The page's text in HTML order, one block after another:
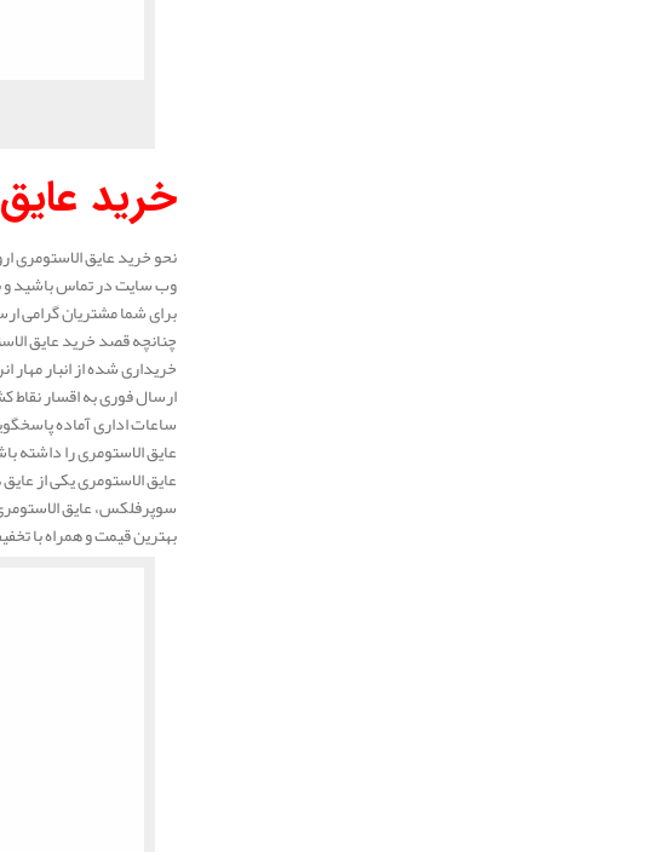
خرید
نحو خرید عایق
وب سایت در تماس باشید و
برای شما مشتریان گرامی
چنانچه قصد خرید عایق
خریداری شده از انبار
ارسال فوری به اقسار نقاط
ساعات اداری آماده
عایق الاستومری را داشته
عایق الاستومری یکی از
سوپرفلکس، عایق
بهترین قیمت و همراه با